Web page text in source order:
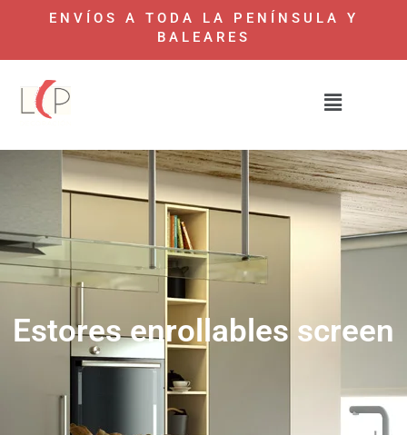
ENVÍOS A TODA LA PENÍNSULA Y
BALEARES
Estores enrollables screen